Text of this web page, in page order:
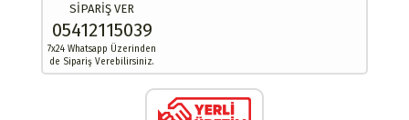
SİPARİŞ VER
05412115039
7x24 Whatsapp Üzerinden
de Sipariş Verebilirsiniz.